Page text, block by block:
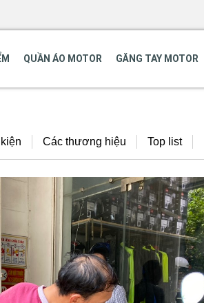
QUẦN ÁO MOTOR GĂNG TAY MOTOR
Các thương hiệu Top list